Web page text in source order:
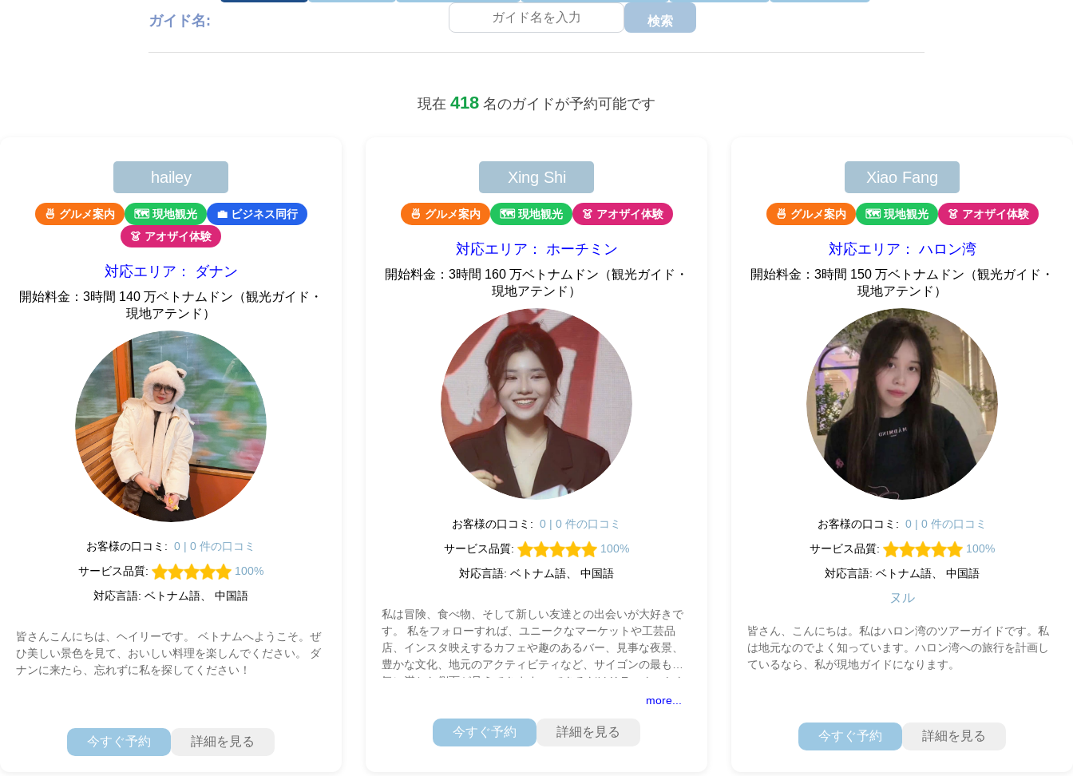
ガイド名: 検索
現在 418 名のガイドが予約可能です
hailey
🍜 グルメ案内 🗺 現地観光
💼 ビジネス同行
👗 アオザイ体験
対応エリア： ダナン
開始料金：3時間 140 万ベトナムドン（観光ガイド・
現地アテンド）
お客様の口コミ: 0 | 0 件の口コミ
サービス品質:
100%
対応言語: ベトナム語、 中国語
皆さんこんにちは、ヘイリーです。 ベトナムへようこそ。ぜ
ひ美しい景色を見て、おいしい料理を楽しんでください。 ダ
ナンに来たら、忘れずに私を探してください！
今すぐ予約 詳細を見る
Xing Shi
🍜 グルメ案内 🗺 現地観光 👗 アオザイ体験
対応エリア： ホーチミン
開始料金：3時間 160 万ベトナムドン（観光ガイド・
現地アテンド）
お客様の口コミ: 0 | 0 件の口コミ
サービス品質:
100%
対応言語: ベトナム語、 中国語
私は冒険、食べ物、そして新しい友達との出会いが大好きで
す。 私をフォローすれば、ユニークなマーケットや工芸品
店、インスタ映えするカフェや趣のあるバー、見事な夜景、
豊かな文化、地元のアクティビティなど、サイゴンの最も活
気に満ちた側面が見えてきます。 できるだけリラックスした
more...
今すぐ予約 詳細を見る
Xiao Fang
🍜 グルメ案内 🗺 現地観光 👗 アオザイ体験
対応エリア： ハロン湾
開始料金：3時間 150 万ベトナムドン（観光ガイド・
現地アテンド）
お客様の口コミ: 0 | 0 件の口コミ
サービス品質:
100%
対応言語: ベトナム語、 中国語
ヌル
皆さん、こんにちは。私はハロン湾のツアーガイドです。私
は地元なのでよく知っています。ハロン湾への旅行を計画し
ているなら、私が現地ガイドになります。
今すぐ予約 詳細を見る